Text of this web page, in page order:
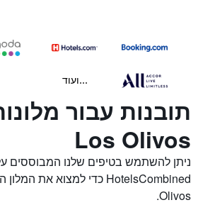
...ועוד
תובנות עבור
Los Olivos
ניתן להשתמש בטיפים שלנו המבוססים
Olivos.